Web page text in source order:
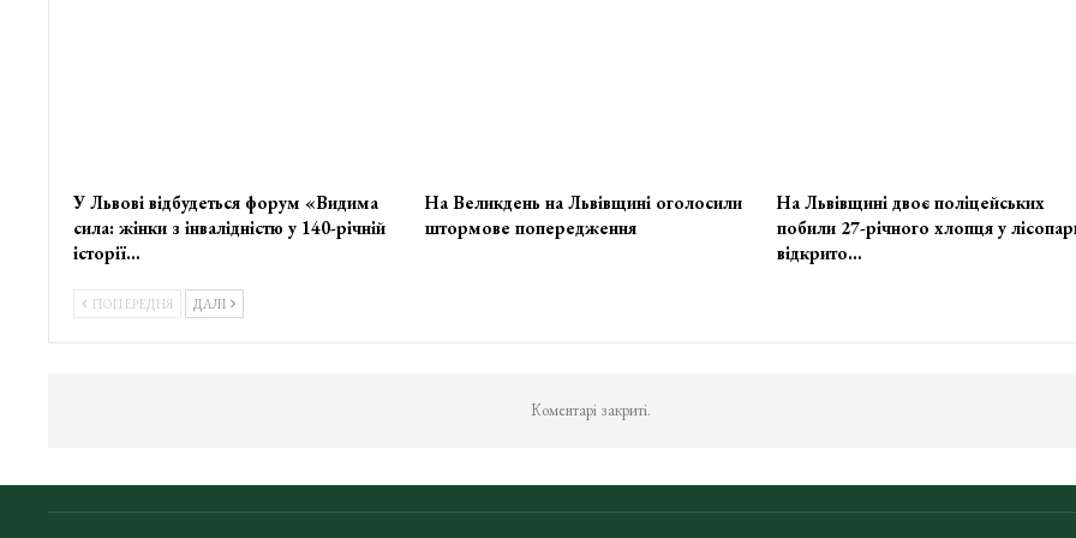
У Львові відбудеться форум «Видима
сила: жінки з інвалідністю у 140-річній
історії…
На Великдень на Львівщині оголосили
штормове попередження
На Львівщині двоє поліцейських
побили 27-річного хлопця у
відкрито…
ПОПЕРЕДНЯ ДАЛІ
Коментарі закриті.